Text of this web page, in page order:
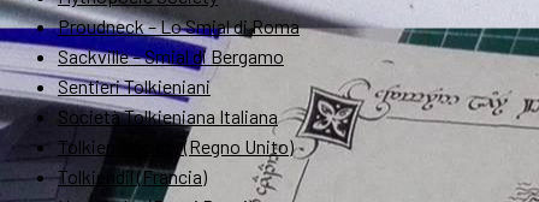
Proudneck – Lo Smial di Roma
Sackville – Smial di Bergamo
Sentieri Tolkieniani
Società Tolkieniana Italiana
Tolkien Society (Regno Unito)
Tolkiendil (Francia)